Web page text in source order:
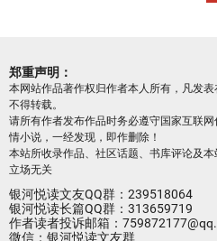
郑重声明：
本网站作品著作权归作者本人所有，凡发
不得转载。
请所有作者发布作品时务必遵守国家互联
情小说，一经发现，即作删除！
本站所收录作品、社区话题、书库评论及
立场无关
银河悦读文友QQ群：239518064
银河悦读长篇QQ群：313659719
作者读者投诉邮箱：
微信：银河悦读文友群